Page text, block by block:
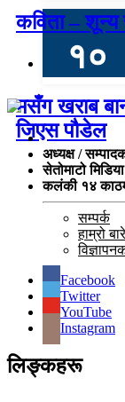
कविता – शून्य
१०
मसँग खराब
जिएस पौडेल
अध्यक्ष /
सेतोमाटो
कलंकी १४
सम्पर्क
हाम्रो
Facebook
Twitter
YouTube
Instagram
लिङ्कहरू